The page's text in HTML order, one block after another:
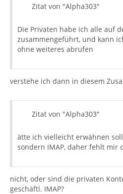
Zitat von "Alpha303"
Die Privaten habe ich alle auf
zusammengeführt, und kann
ohne weiteres abrufen
verstehe ich dann in diesem
Zitat von "Alpha303"
ätte ich vielleicht erwähnen
sondern IMAP, daher fehlt mir
nicht, oder sind die privaten
geschäftl. IMAP?